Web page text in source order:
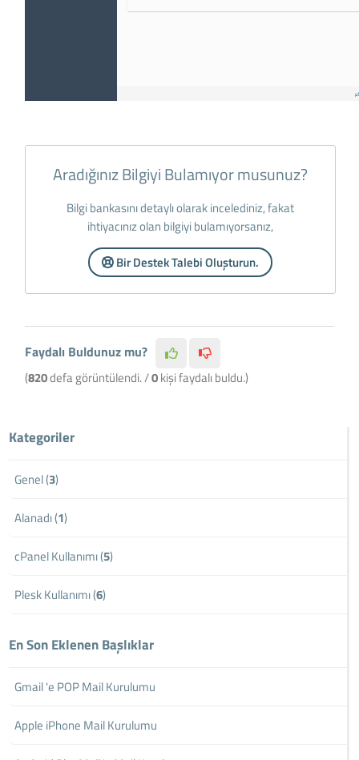
Aradığınız Bilgiyi Bulamıyor musunuz?
Bilgi bankasını detaylı olarak incelediniz, fakat
ihtiyacınız olan bilgiyi bulamıyorsanız,
Bir Destek Talebi Oluşturun.
Faydalı Buldunuz mu?
(820defa görüntülendi. /0kişi faydalı buldu.)
Kategoriler
Genel (3)
Alanadı (1)
cPanel Kullanımı (5)
Plesk Kullanımı (6)
En Son Eklenen Başlıklar
Gmail 'e POP Mail Kurulumu
Apple iPhone Mail Kurulumu